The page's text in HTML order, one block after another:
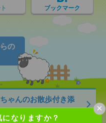
なりますか？
×
ブックマーク
の
ゃんのお散歩付き添